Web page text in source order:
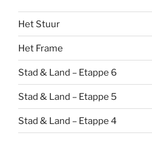
Het Stuur
Het Frame
Stad & Land – Etappe 6
Stad & Land – Etappe 5
Stad & Land – Etappe 4